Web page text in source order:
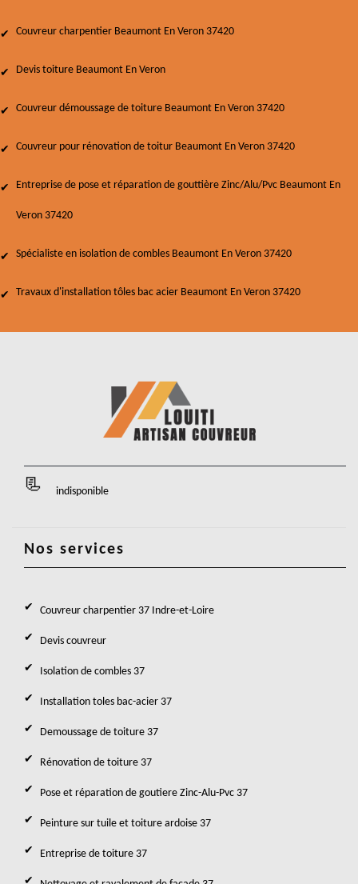
Couvreur charpentier Beaumont En Veron 37420
Devis toiture Beaumont En Veron
Couvreur démoussage de toiture Beaumont En Veron 37420
Couvreur pour rénovation de toitur Beaumont En Veron 37420
Entreprise de pose et réparation de gouttière Zinc/Alu/Pvc Beaumont En
Veron 37420
Spécialiste en isolation de combles Beaumont En Veron 37420
Travaux d'installation tôles bac acier Beaumont En Veron 37420
indisponible
Nos services
Couvreur charpentier 37 Indre-et-Loire
Devis couvreur
Isolation de combles 37
Installation toles bac-acier 37
Demoussage de toiture 37
Rénovation de toiture 37
Pose et réparation de goutiere Zinc-Alu-Pvc 37
Peinture sur tuile et toiture ardoise 37
Entreprise de toiture 37